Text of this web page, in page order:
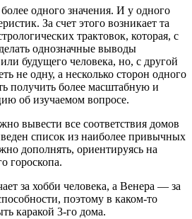
одного значения. И у одного
За счет этого возникает та
трактовок, которая, с
однозначные выводы
будущего человека, но, с другой
не одну, а несколько сторон одного
получить более масштабную и
об изучаемом вопросе.
вывести все соответствия домов
список из наиболее привычных
дополнять, ориентируясь на
гороскопа.
за хобби человека, а Венера — за
поэтому в каком-то
каракой 3-го дома.